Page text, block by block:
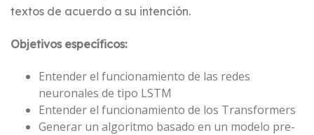
textos de acuerdo a su intención.
Objetivos específicos:
Entender el funcionamiento de las redes
neuronales de tipo LSTM
Entender el funcionamiento de los Transformers
Generar un algoritmo basado en un modelo pre-